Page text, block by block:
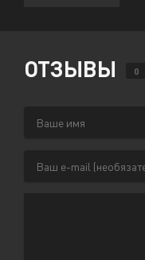
ОТЗЫВЫ 0